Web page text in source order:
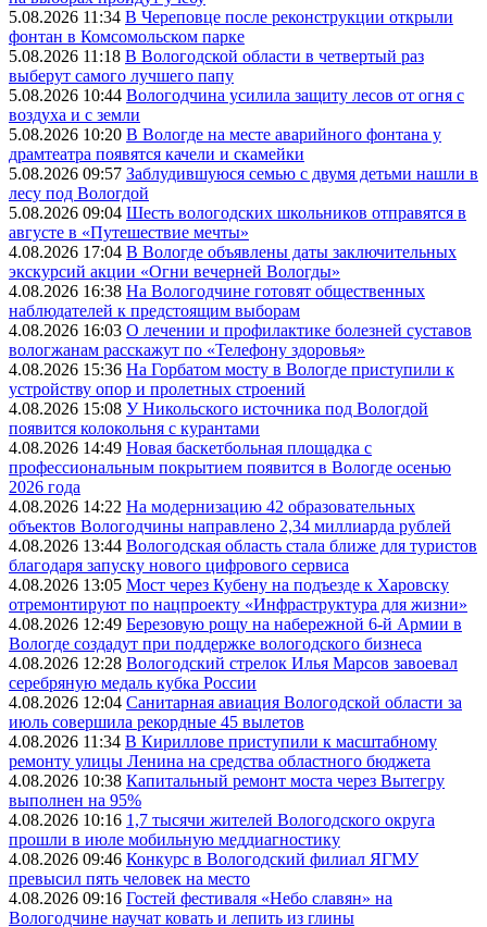
5.08.2026 11:34 В Череповце после реконструкции открыли
фонтан в Комсомольском парке
5.08.2026 11:18 В Вологодской области в четвертый раз
выберут самого лучшего папу
5.08.2026 10:44 Вологодчина усилила защиту лесов от огня с
воздуха и с земли
5.08.2026 10:20 В Вологде на месте аварийного фонтана у
драмтеатра появятся качели и скамейки
5.08.2026 09:57 Заблудившуюся семью с двумя детьми нашли в
лесу под Вологдой
5.08.2026 09:04 Шесть вологодских школьников отправятся в
августе в «Путешествие мечты»
4.08.2026 17:04 В Вологде объявлены даты заключительных
экскурсий акции «Огни вечерней Вологды»
4.08.2026 16:38 На Вологодчине готовят общественных
наблюдателей к предстоящим выборам
4.08.2026 16:03 О лечении и профилактике болезней суставов
вологжанам расскажут по «Телефону здоровья»
4.08.2026 15:36 На Горбатом мосту в Вологде приступили к
устройству опор и пролетных строений
4.08.2026 15:08 У Никольского источника под Вологдой
появится колокольня с курантами
4.08.2026 14:49 Новая баскетбольная площадка с
профессиональным покрытием появится в Вологде осенью
2026 года
4.08.2026 14:22 На модернизацию 42 образовательных
объектов Вологодчины направлено 2,34 миллиарда рублей
4.08.2026 13:44 Вологодская область стала ближе для туристов
благодаря запуску нового цифрового сервиса
4.08.2026 13:05 Мост через Кубену на подъезде к Харовску
отремонтируют по нацпроекту «Инфраструктура для жизни»
4.08.2026 12:49 Березовую рощу на набережной 6-й Армии в
Вологде создадут при поддержке вологодского бизнеса
4.08.2026 12:28 Вологодский стрелок Илья Марсов завоевал
серебряную медаль кубка России
4.08.2026 12:04 Санитарная авиация Вологодской области за
июль совершила рекордные 45 вылетов
4.08.2026 11:34 В Кириллове приступили к масштабному
ремонту улицы Ленина на средства областного бюджета
4.08.2026 10:38 Капитальный ремонт моста через Вытегру
выполнен на 95%
4.08.2026 10:16 1,7 тысячи жителей Вологодского округа
прошли в июле мобильную меддиагностику
4.08.2026 09:46 Конкурс в Вологодский филиал ЯГМУ
превысил пять человек на место
4.08.2026 09:16 Гостей фестиваля «Небо славян» на
Вологодчине научат ковать и лепить из глины